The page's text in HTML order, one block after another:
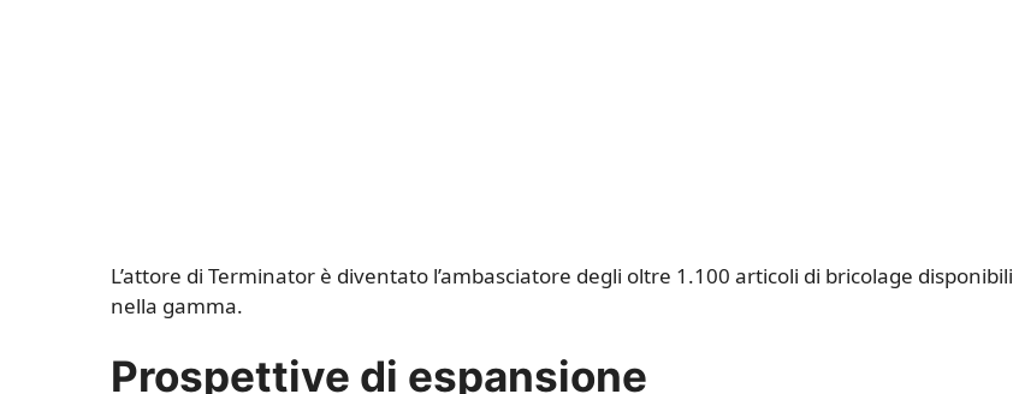
L’attore di Terminator è diventato l’ambasciatore degli oltre 1.100 articoli di bricolage disponibili
nella gamma.
Prospettive di espansione